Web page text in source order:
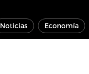
Noticias Economía